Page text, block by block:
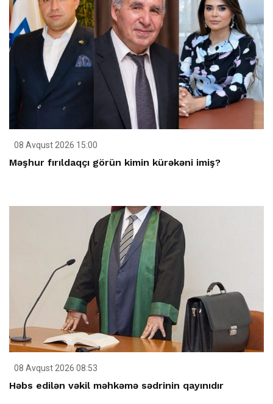
08 Avqust 2026 15:00
Məşhur fırıldaqçı görün kimin kürəkəni imiş?
08 Avqust 2026 08:53
Həbs edilən vəkil məhkəmə sədrinin qayınıdır